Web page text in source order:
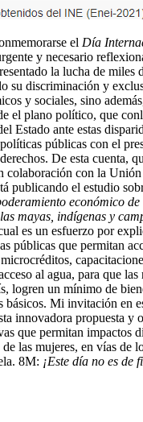
el Día
y necesario
la lucha de miles
su discriminación y
y sociales, sino
el plano político, que
Estado ante estas
públicas con el
De esta cuenta,
colaboración con la
publicando el estudio
económico de
mayas, indígenas y
es un esfuerzo por
públicas que permitan
al agua, para que las
logren un mínimo de
básicos. Mi invitación en
innovadora propuesta y
que permitan impactos
las mujeres, en vías de
8M: ¡Este día no es de